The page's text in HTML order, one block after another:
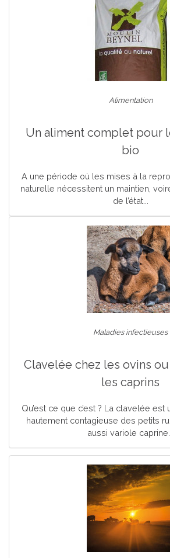
Alimentation
Un aliment complet pour
bio
A une période où les mises à la
naturelle nécessitent un maintien,
de l’état...
Maladies infectieuses
Clavelée chez les ovins
les caprins
Qu’est ce que c’est ? La clavelée
hautement contagieuse des petits
aussi variole caprine...